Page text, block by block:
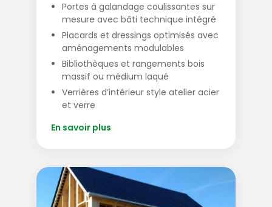
Portes à galandage coulissantes sur
mesure avec bâti technique intégré
Placards et dressings optimisés avec
aménagements modulables
Bibliothèques et rangements bois
massif ou médium laqué
Verrières d’intérieur style atelier acier
et verre
En savoir plus